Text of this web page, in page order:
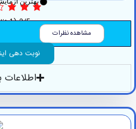
3/5 (1 نظر)
مشاهده نظرات
نوبت دهی اینترنتی
اطلاعات بیشتر